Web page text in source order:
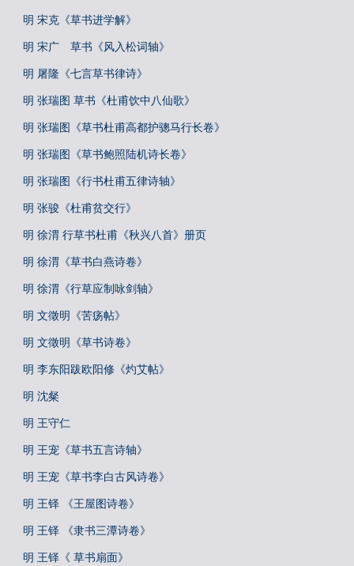
明 宋克《草书进学解》
明 宋广 草书《风入松词轴》
明 屠隆《七言草书律诗》
明 张瑞图 草书《杜甫饮中八仙歌》
明 张瑞图《草书杜甫高都护骢马行长卷》
明 张瑞图《草书鲍照陆机诗长卷》
明 张瑞图《行书杜甫五律诗轴》
明 张骏《杜甫贫交行》
明 徐渭 行草书杜甫《秋兴八首》册页
明 徐渭《草书白燕诗卷》
明 徐渭《行草应制咏剑轴》
明 文徵明《苦疡帖》
明 文徵明《草书诗卷》
明 李东阳跋欧阳修《灼艾帖》
明 沈粲
明 王守仁
明 王宠《草书五言诗轴》
明 王宠《草书李白古风诗卷》
明 王铎 《王屋图诗卷》
明 王铎 《隶书三潭诗卷》
明 王铎《 草书扇面》